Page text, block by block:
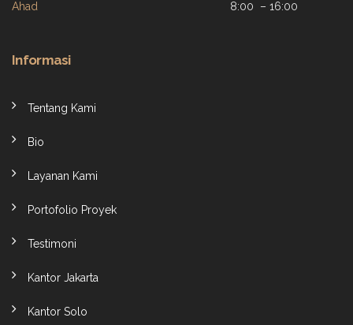
Ahad 8:00 – 16:00
Informasi
Tentang Kami
Bio
Layanan Kami
Portofolio Proyek
Testimoni
Kantor Jakarta
Kantor Solo